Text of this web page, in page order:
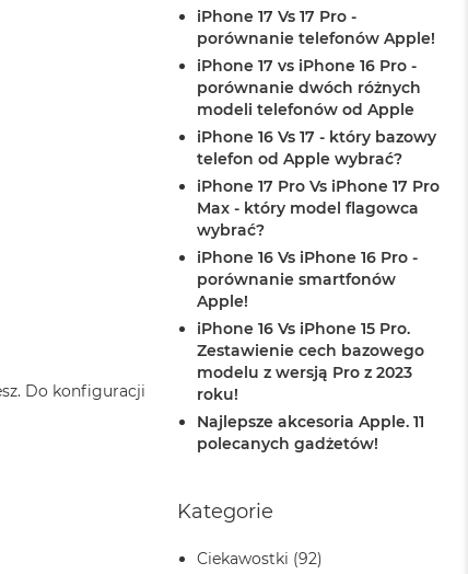
Do konfiguracji
iPhone 17 Vs 17 Pro -
porównanie telefonów Apple!
iPhone 17 vs iPhone 16 Pro -
porównanie dwóch różnych
modeli telefonów od Apple
iPhone 16 Vs 17 - który bazowy
telefon od Apple wybrać?
iPhone 17 Pro Vs iPhone 17 Pro
Max - który model flagowca
wybrać?
iPhone 16 Vs iPhone 16 Pro -
porównanie smartfonów
Apple!
iPhone 16 Vs iPhone 15 Pro.
Zestawienie cech bazowego
modelu z wersją Pro z 2023
roku!
Najlepsze akcesoria Apple. 11
polecanych gadżetów!
Kategorie
Ciekawostki (92)